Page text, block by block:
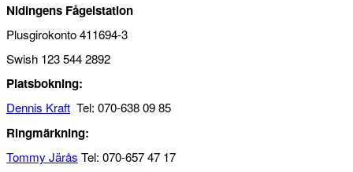
Nidingens Fågelstation
Plusgirokonto 411694-3
Swish 123 544 2892
Platsbokning:
Dennis Kraft Tel: 070-638 09 85
Ringmärkning:
Tommy Järås Tel: 070-657 47 17